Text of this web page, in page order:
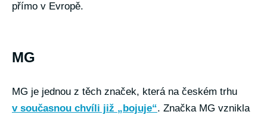
přímo v Evropě.
MG
MG je jednou z těch značek, která na českém trhu
v současnou chvíli již „bojuje“. Značka MG vznikla